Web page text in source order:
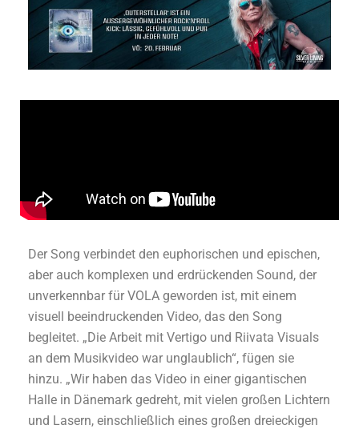
Der Song verbindet den euphorischen und epischen,
aber auch komplexen und erdrückenden Sound, der
unverkennbar für VOLA geworden ist, mit einem
visuell beeindruckenden Video, das den Song
begleitet. „Die Arbeit mit Vertigo und Riivata Visuals
an dem Musikvideo war unglaublich“, fügen sie
hinzu. „Wir haben das Video in einer gigantischen
Halle in Dänemark gedreht, mit vielen großen Lichtern
und Lasern, einschließlich eines großen dreieckigen